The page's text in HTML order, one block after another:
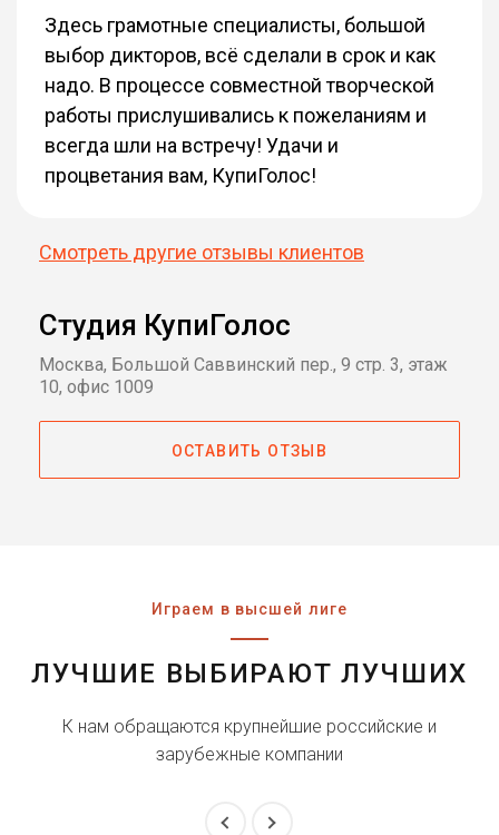
Call of Duty (2003)
Страбониц "Страбо"
Гоголак
Девять ярдов 2 (2003)
Алан "Датч" Шефер
Здесь грамотные специалисты, большой
выбор дикторов, всё сделали в срок и как
надо. В процессе совместной творческой
работы прислушивались к пожеланиям и
всегда шли на встречу! Удачи и
процветания вам, КупиГолос!
Смотреть другие отзывы клиентов
Студия КупиГолос
Москва, Большой Саввинский пер., 9 стр. 3, этаж
10, офис 1009
ОСТАВИТЬ ОТЗЫВ
Играем в высшей лиге
ЛУЧШИЕ ВЫБИРАЮТ ЛУЧШИХ
К нам обращаются крупнейшие российские и
зарубежные компании